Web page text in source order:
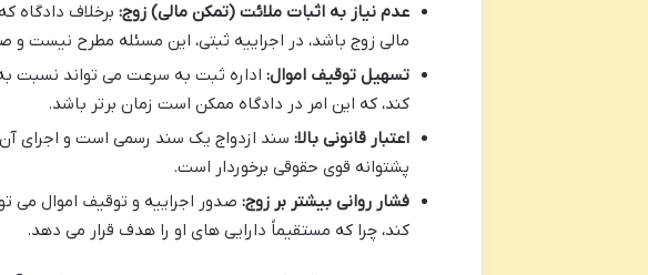
عدم نیاز به اثبات ملائت (تمکن مالی) زوج: برخلاف دادگاه
مالی زوج باشد، در اجراییه ثبتی، این مسئله مطرح نیست
تسهیل توقیف اموال: اداره ثبت به سرعت می تواند نسبت
کند، که این امر در دادگاه ممکن است زمان برتر باشد.
اعتبار قانونی بالا: سند ازدواج یک سند رسمی است و اجرای آن
پشتوانه قوی حقوقی برخوردار است.
فشار روانی بیشتر بر زوج: صدور اجراییه و توقیف اموال می
کند، چرا که مستقیماً دارایی های او را هدف قرار می دهد.